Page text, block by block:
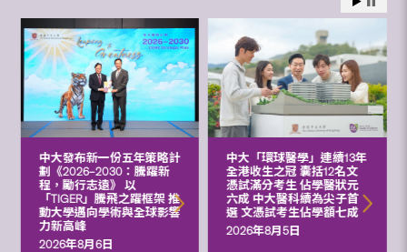
中大發布新一份五年策略計
劃《2026‒2030：騰躍新
程，勵行志遠》 以
「TIGER」騰飛之躍框架 推
動大學邁向學術與全球影響
力新高峰
2026年8月6日
中大「環球醫學」連續13年
全港收生之冠 囊括12名文
憑試滿分考生 佔學醫狀元
六成 中大醫科續為尖子首
選 文憑試考生佔學額七成
2026年8月5日